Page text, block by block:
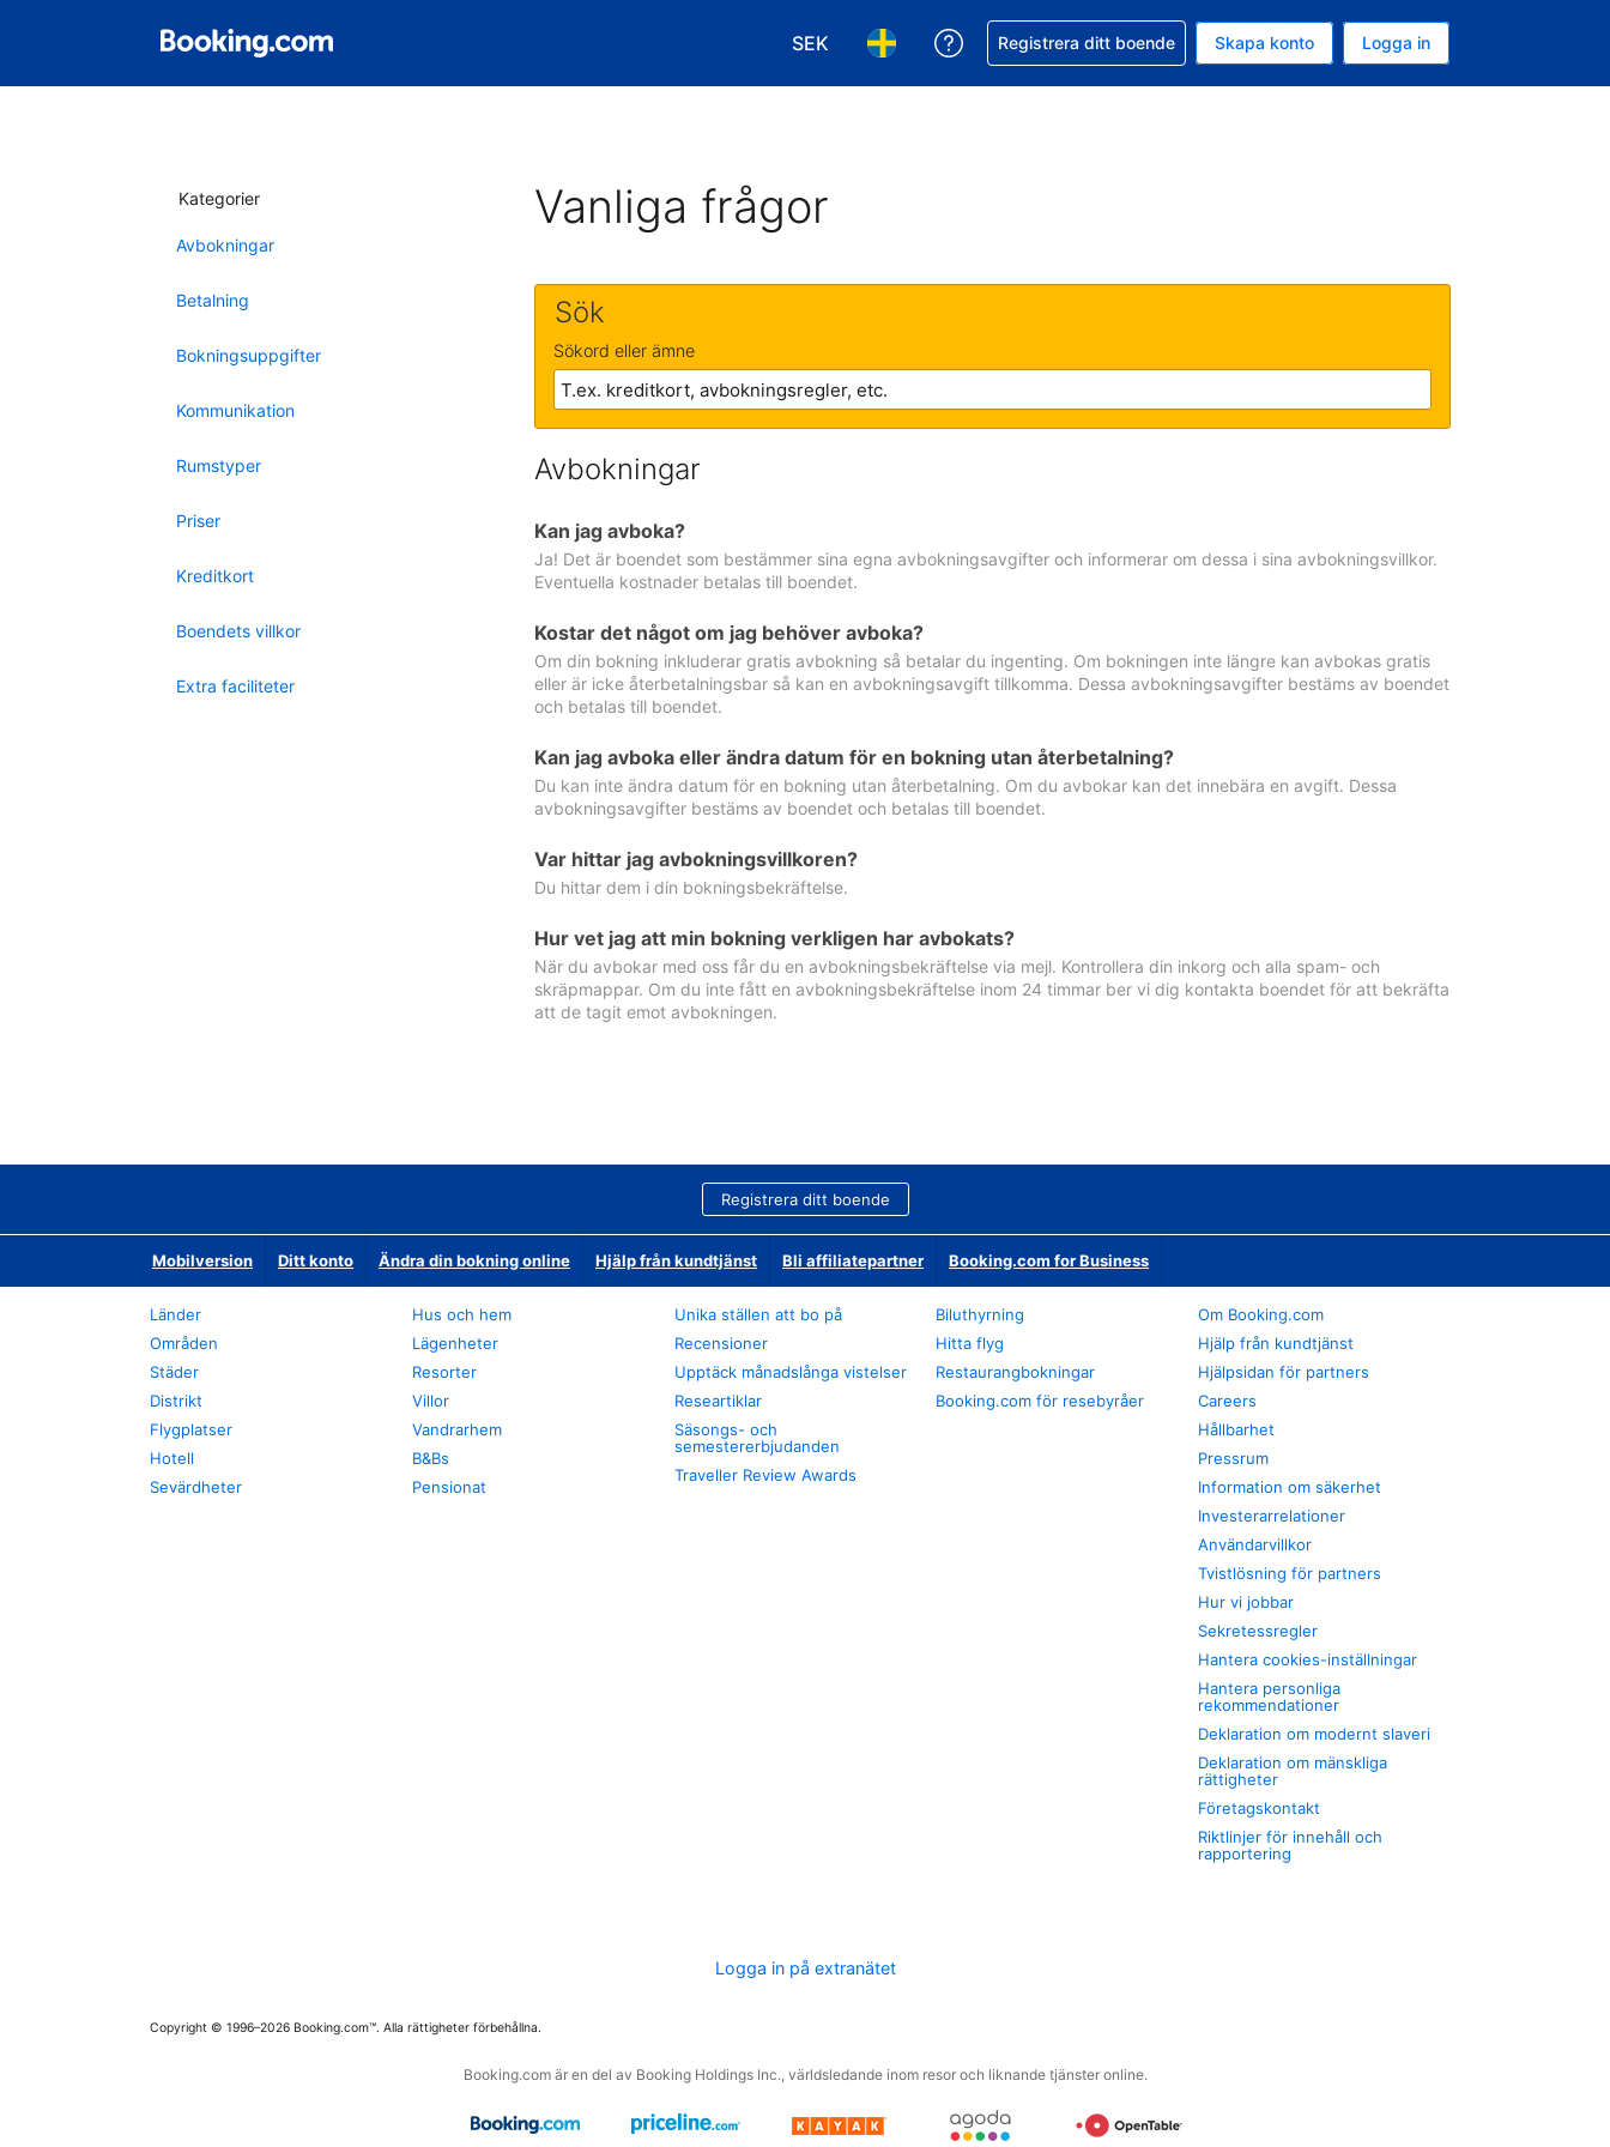
SEK
Välj valuta. Din nuvarande valuta är Svenska kronor
Välj språk. Ditt nuvarande språk är Svenska
Få hjälp med din bokning
Registrera ditt boende Skapa konto Logga in
Kategorier
Avbokningar
Betalning
Bokningsuppgifter
Kommunikation
Rumstyper
Priser
Kreditkort
Boendets villkor
Extra faciliteter
Vanliga frågor
Sök
Sökord eller ämne
Avbokningar
Kan jag avboka?
Ja! Det är boendet som bestämmer sina egna avbokningsavgifter och informerar om dessa i sina avbokningsvillkor.
Eventuella kostnader betalas till boendet.
Kostar det något om jag behöver avboka?
Om din bokning inkluderar gratis avbokning så betalar du ingenting. Om bokningen inte längre kan avbokas gratis
eller är icke återbetalningsbar så kan en avbokningsavgift tillkomma. Dessa avbokningsavgifter bestäms av boendet
och betalas till boendet.
Kan jag avboka eller ändra datum för en bokning utan återbetalning?
Du kan inte ändra datum för en bokning utan återbetalning. Om du avbokar kan det innebära en avgift. Dessa
avbokningsavgifter bestäms av boendet och betalas till boendet.
Var hittar jag avbokningsvillkoren?
Du hittar dem i din bokningsbekräftelse.
Hur vet jag att min bokning verkligen har avbokats?
När du avbokar med oss får du en avbokningsbekräftelse via mejl. Kontrollera din inkorg och alla spam- och
skräpmappar. Om du inte fått en avbokningsbekräftelse inom 24 timmar ber vi dig kontakta boendet för att bekräfta
att de tagit emot avbokningen.
Registrera ditt boende
Mobilversion Ditt konto Ändra din bokning online Hjälp från kundtjänst Bli affiliatepartner Booking.com for Business
Länder
Områden
Städer
Distrikt
Flygplatser
Hotell
Sevärdheter
Hus och hem
Lägenheter
Resorter
Villor
Vandrarhem
B&Bs
Pensionat
Unika ställen att bo på
Recensioner
Upptäck månadslånga vistelser
Researtiklar
Säsongs- och
semestererbjudanden
Traveller Review Awards
Biluthyrning
Hitta flyg
Restaurangbokningar
Booking.com för resebyråer
Om Booking.com
Hjälp från kundtjänst
Hjälpsidan för partners
Careers
Hållbarhet
Pressrum
Information om säkerhet
Investerarrelationer
Användarvillkor
Tvistlösning för partners
Hur vi jobbar
Sekretessregler
Hantera cookies-inställningar
Hantera personliga
rekommendationer
Deklaration om modernt slaveri
Deklaration om mänskliga
rättigheter
Företagskontakt
Riktlinjer för innehåll och
rapportering
Logga in på extranätet
Copyright © 1996–2026 Booking.com™. Alla rättigheter förbehållna.
Booking.com är en del av Booking Holdings Inc., världsledande inom resor och liknande tjänster online.